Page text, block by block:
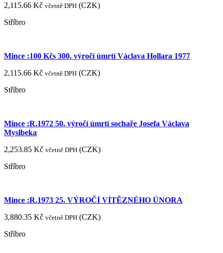
2,115.66 Kč včetně DPH (CZK)
Stříbro
Mince :100 Kčs 300. výročí úmrtí Václava Hollara 1977
2,115.66 Kč včetně DPH (CZK)
Stříbro
Mince :R.1972 50. výročí úmrtí sochaře Josefa Václava
Myslbeka
2,253.85 Kč včetně DPH (CZK)
Stříbro
Mince :R.1973 25. VÝROČÍ VÍTĚZNÉHO ÚNORA
3,880.35 Kč včetně DPH (CZK)
Stříbro